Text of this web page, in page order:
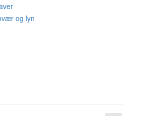
og lyn